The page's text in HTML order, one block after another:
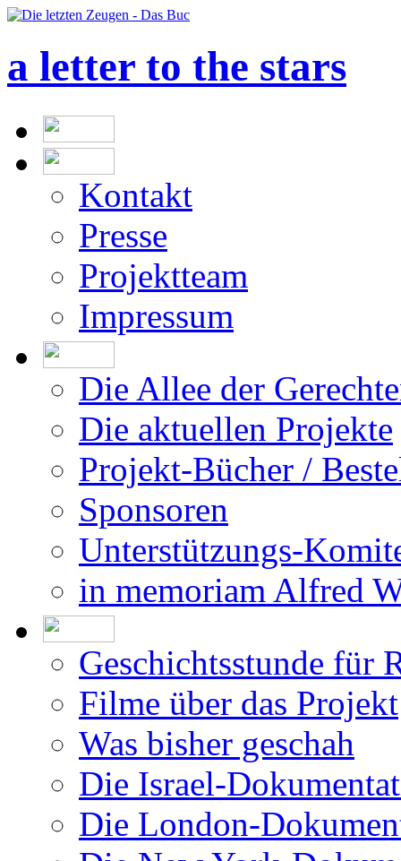
a letter to the stars
Kontakt
Presse
Projektteam
Impressum
Die Allee der
Die aktuellen Projekte
Projekt-Bücher /
Sponsoren
Unterstützungs-
in memoriam Alfred
Geschichtsstunde für
Filme über das Projekt
Was bisher geschah
Die Israel-
Die London-